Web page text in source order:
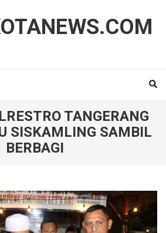
TANGERANG
SISKAMLING SAMBIL
BERBAGI